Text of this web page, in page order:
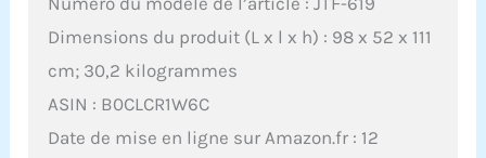
Dimensions du produit (L x l x h) : 98 x 52 x 111
cm; 30,2 kilogrammes
ASIN : B0CLCR1W6C
Date de mise en ligne sur Amazon.fr : 12